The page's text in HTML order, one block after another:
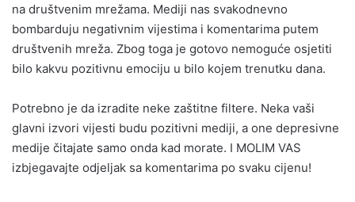
na društvenim mrežama. Mediji nas svakodnevno
bombarduju negativnim vijestima i komentarima putem
društvenih mreža. Zbog toga je gotovo nemoguće osjetiti
bilo kakvu pozitivnu emociju u bilo kojem trenutku dana.
Potrebno je da izradite neke zaštitne filtere. Neka vaši
glavni izvori vijesti budu pozitivni mediji, a one depresivne
medije čitajate samo onda kad morate. I MOLIM VAS
izbjegavajte odjeljak sa komentarima po svaku cijenu!